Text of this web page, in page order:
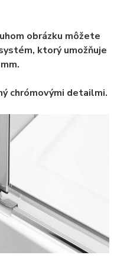
obrázku môžete
ktorý umožňuje
chrómovými detailmi.